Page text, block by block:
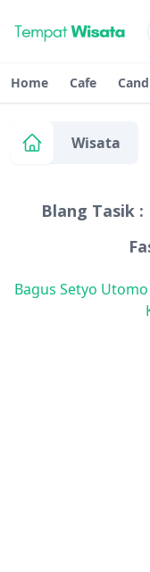
Home Cafe
Wisata
Blang Tasik
Bagus Setyo Utomo